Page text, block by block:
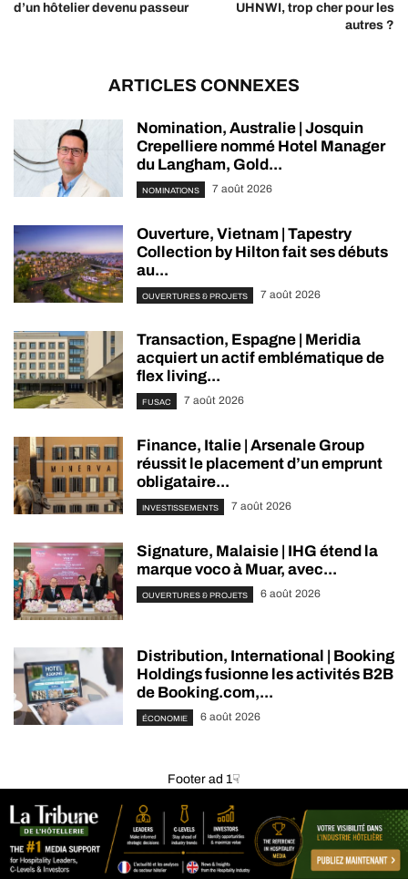
d’un hôtelier devenu passeur
UHNWI, trop cher pour les
autres ?
ARTICLES CONNEXES
Nomination, Australie | Josquin
Crepelliere nommé Hotel Manager
du Langham, Gold...
NOMINATIONS 7 août 2026
Ouverture, Vietnam | Tapestry
Collection by Hilton fait ses débuts
au...
OUVERTURES & PROJETS 7 août 2026
Transaction, Espagne | Meridia
acquiert un actif emblématique de
flex living...
FUSAC 7 août 2026
Finance, Italie | Arsenale Group
réussit le placement d’un emprunt
obligataire...
INVESTISSEMENTS 7 août 2026
Signature, Malaisie | IHG étend la
marque voco à Muar, avec...
OUVERTURES & PROJETS 6 août 2026
Distribution, International | Booking
Holdings fusionne les activités B2B
de Booking.com,...
ÉCONOMIE 6 août 2026
Footer ad 1☟